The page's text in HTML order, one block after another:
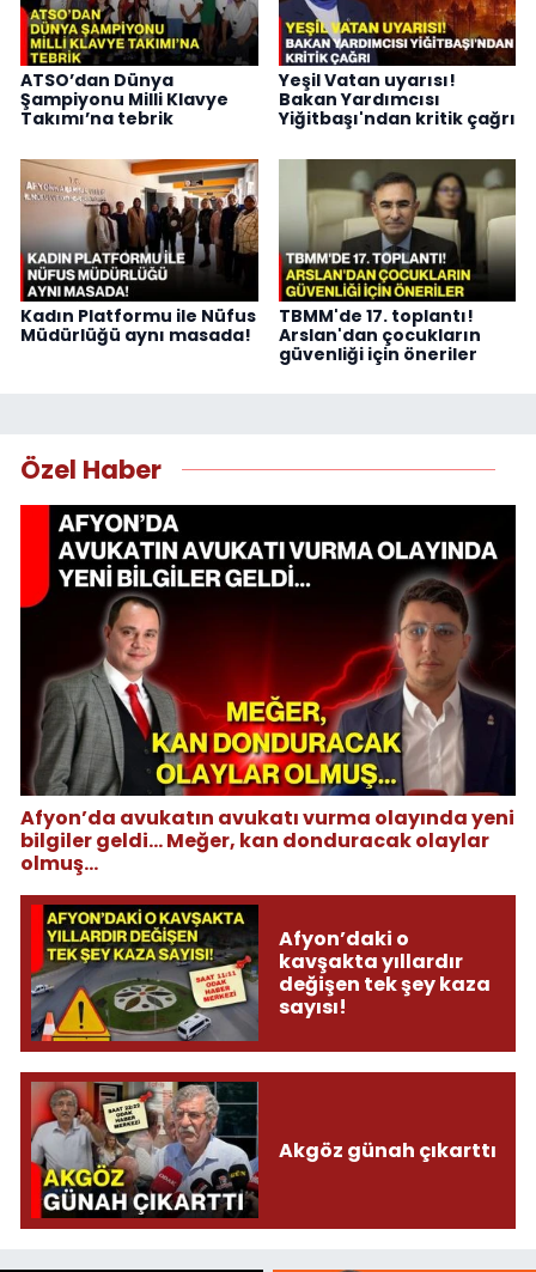
ATSO’dan Dünya
Şampiyonu Milli Klavye
Takımı’na tebrik
Yeşil Vatan uyarısı!
Bakan Yardımcısı
Yiğitbaşı'ndan kritik çağrı
Kadın Platformu ile Nüfus
Müdürlüğü aynı masada!
TBMM'de 17. toplantı!
Arslan'dan çocukların
güvenliği için öneriler
Özel Haber
Afyon’da avukatın avukatı vurma olayında yeni
bilgiler geldi... Meğer, kan donduracak olaylar
olmuş...
Afyon’daki o
kavşakta yıllardır
değişen tek şey kaza
sayısı!
Akgöz günah çıkarttı